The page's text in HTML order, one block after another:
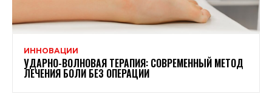
ИННОВАЦИИ
УДАРНО-ВОЛНОВАЯ ТЕРАПИЯ: СОВРЕМЕННЫЙ МЕТОД
ЛЕЧЕНИЯ БОЛИ БЕЗ ОПЕРАЦИИ